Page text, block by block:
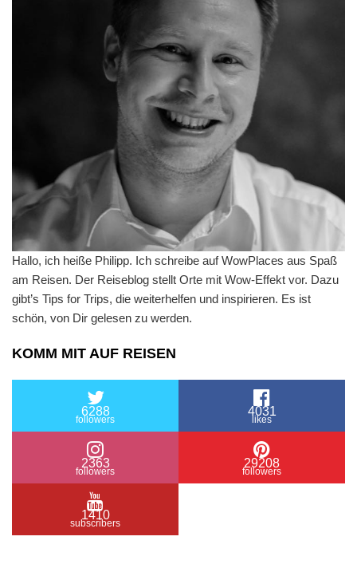
Hallo, ich heiße Philipp. Ich schreibe auf WowPlaces aus Spaß
am Reisen. Der Reiseblog stellt Orte mit Wow-Effekt vor. Dazu
gibt’s Tips for Trips, die weiterhelfen und inspirieren. Es ist
schön, von Dir gelesen zu werden.
KOMM MIT AUF REISEN
6288
followers
4031
likes
2363
followers
29208
followers
1410
subscribers